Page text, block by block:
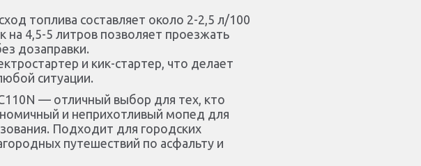
топлива составляет около 2-2,5 л/100
на 4,5-5 литров позволяет проезжать
дозаправки.
и кик-стартер, что делает
ситуации.
— отличный выбор для тех, кто
и неприхотливый мопед для
Подходит для городских
путешествий по асфальту и